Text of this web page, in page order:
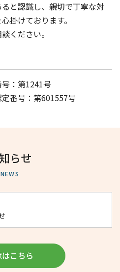
と認識し、親切で丁寧な対
掛けております。
ください。
：第1241号
番号：第601557号
らせ
NEWS
こちら